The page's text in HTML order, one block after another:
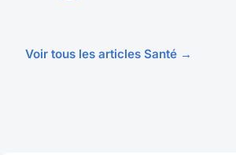
Voir tous les articles Santé →